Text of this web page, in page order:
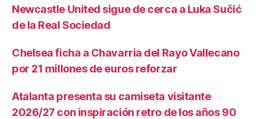
Newcastle United sigue de cerca a Luka Sučić
de la Real Sociedad
Chelsea ficha a Chavarria del Rayo Vallecano
por 21 millones de euros reforzar
Atalanta presenta su camiseta visitante
2026/27 con inspiración retro de los años 90